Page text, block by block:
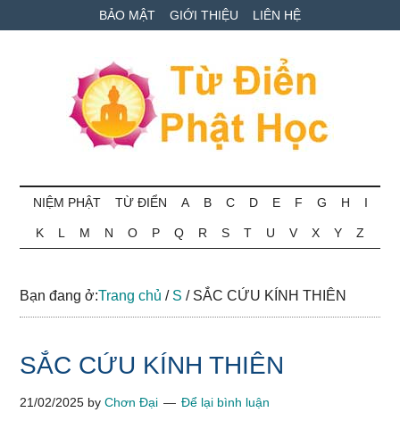
to
to
qua
BẢO MẬT GIỚI THIỆU LIÊN HỆ
Từ
điển
Phật
học
ngữ
NIỆM PHẬT TỪ ĐIỂN A B C D E F G H I
K L M N O P Q R S T U V X Y Z
Bạn đang ở:Trang chủ / S /SẮC CỨU KÍNH THIÊN
SẮC CỨU KÍNH THIÊN
21/02/2025 byChơn Đại Để lại bình luận